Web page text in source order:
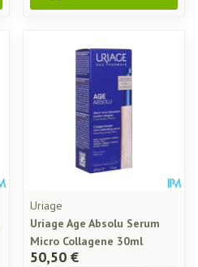
Uriage
Uriage Age Absolu Serum
Micro Collagene 30ml
50,50 €